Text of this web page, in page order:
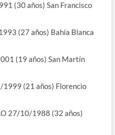
(30 años) San Francisco
(27 años) Bahía Blanca
(19 años) San Martín
1999 (21 años) Florencio
27/10/1988 (32 años)